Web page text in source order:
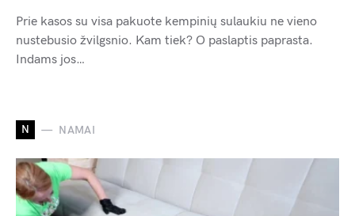
Prie kasos su visa pakuote kempinių sulaukiu ne vieno
nustebusio žvilgsnio. Kam tiek? O paslaptis paprasta.
Indams jos…
N NAMAI